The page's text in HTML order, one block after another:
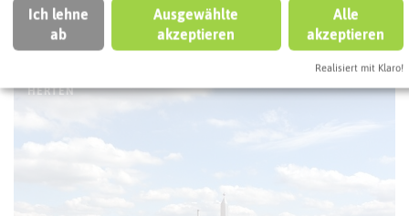
ATTRAKTIONEN IN DER UMGEBUNG
Was ihr hier noch erleben könnt
HERTEN
Ich lehne
ab
Ausgewählte
akzeptieren
Alle
akzeptieren
Realisiert mit Klaro!